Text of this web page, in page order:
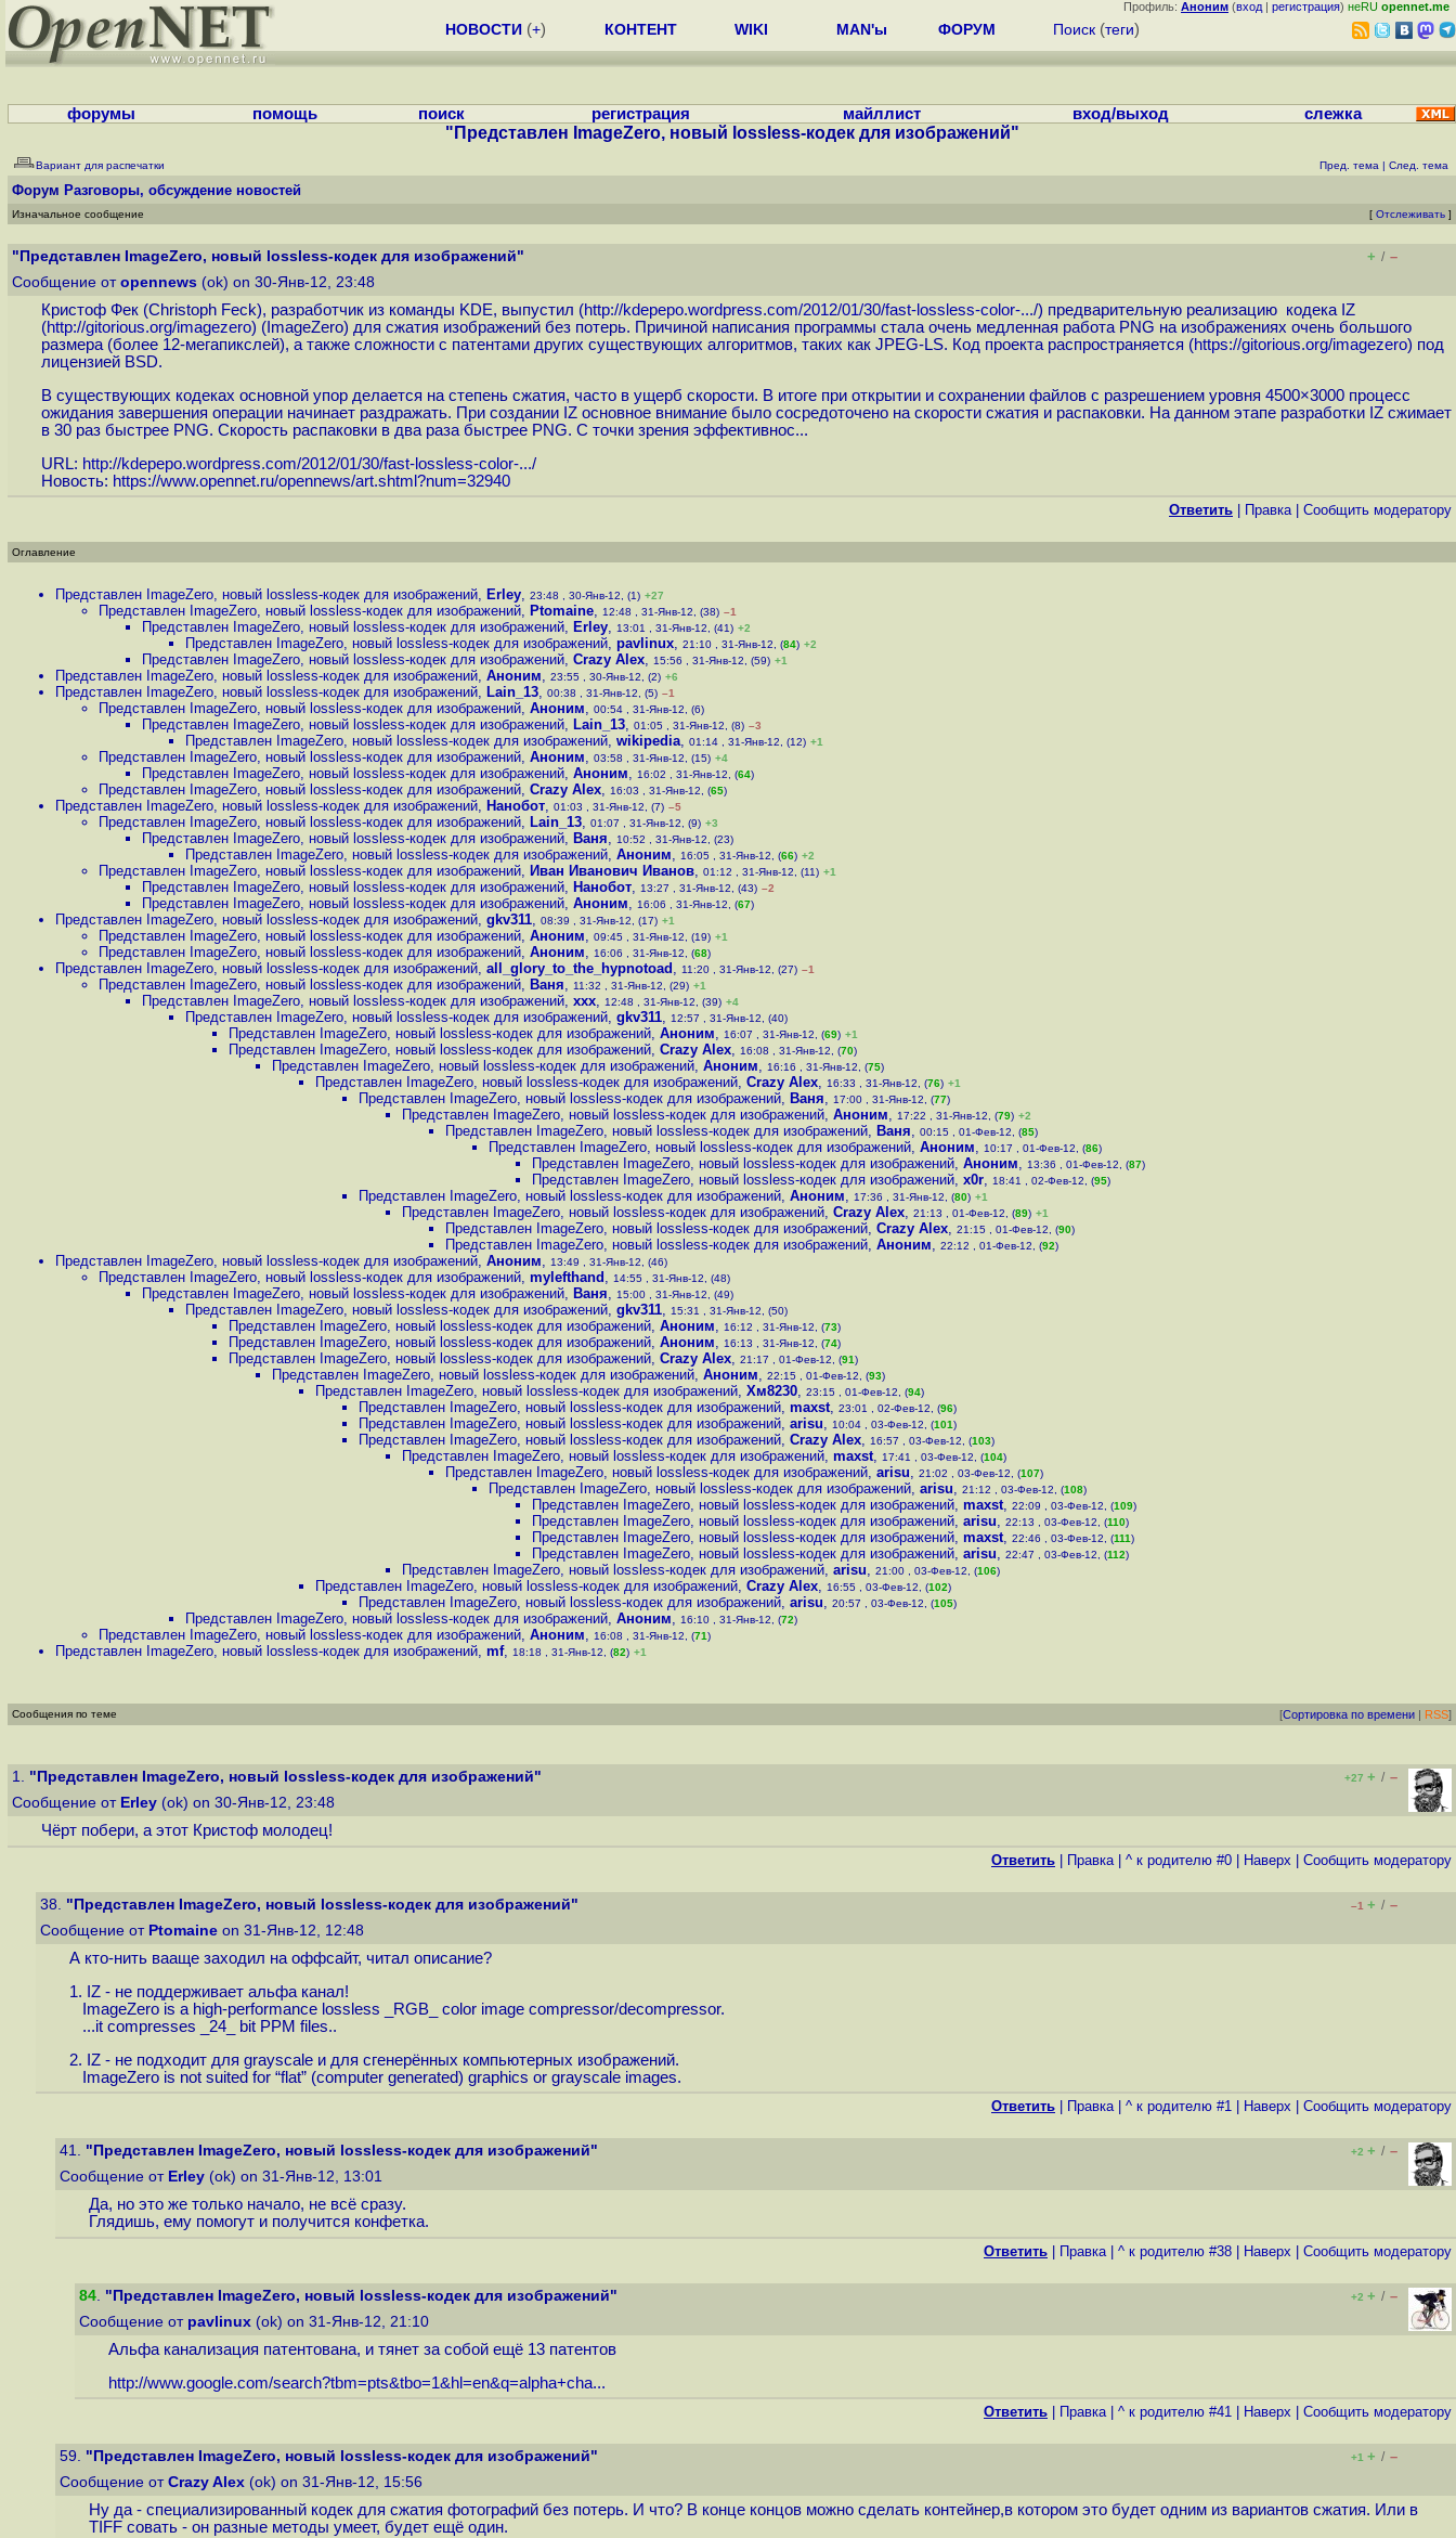
Профиль: Аноним (вход | регистрация) неRU opennet.me
НОВОСТИ (+) КОНТЕНТ WIKI MAN'ы ФОРУМ Поиск (теги)
форумы помощь поиск регистрация майллист вход/выход слежка
"Представлен ImageZero, новый lossless-кодек для изображений"
Вариант для распечатки Пред. тема | След. тема
Форум Разговоры, обсуждение новостей
Изначальное сообщение [ Отслеживать ]
"Представлен ImageZero, новый lossless-кодек для изображений" + / –
Сообщение от opennews (ok) on 30-Янв-12, 23:48
Кристоф Фек (Christoph Feck), разработчик из команды KDE, выпустил (http://kdepepo.wordpress.com/2012/01/30/fast-lossless-color-.../) предварительную реализацию кодека IZ
(http://gitorious.org/imagezero) (ImageZero) для сжатия изображений без потерь. Причиной написания программы стала очень медленная работа PNG на изображениях очень большого
размера (более 12-мегапикслей), а также сложности с патентами других существующих алгоритмов, таких как JPEG-LS. Код проекта распространяется (https://gitorious.org/imagezero) под
лицензией BSD.
В существующих кодеках основной упор делается на степень сжатия, часто в ущерб скорости. В итоге при открытии и сохранении файлов с разрешением уровня 4500×3000 процесс
ожидания завершения операции начинает раздражать. При создании IZ основное внимание было сосредоточено на скорости сжатия и распаковки. На данном этапе разработки IZ сжимает
в 30 раз быстрее PNG. Скорость распаковки в два раза быстрее PNG. С точки зрения эффективнос...
URL: http://kdepepo.wordpress.com/2012/01/30/fast-lossless-color-.../
Новость: https://www.opennet.ru/opennews/art.shtml?num=32940
Ответить Правка| Cообщить модератору
Оглавление
Представлен ImageZero, новый lossless-кодек для изображений, Erley, 23:48 , 30-Янв-12, (1) +27
Представлен ImageZero, новый lossless-кодек для изображений, Ptomaine, 12:48 , 31-Янв-12, (38) –1
Представлен ImageZero, новый lossless-кодек для изображений, Erley, 13:01 , 31-Янв-12, (41) +2
Представлен ImageZero, новый lossless-кодек для изображений, pavlinux, 21:10 , 31-Янв-12, (84) +2
Представлен ImageZero, новый lossless-кодек для изображений, Crazy Alex, 15:56 , 31-Янв-12, (59) +1
Представлен ImageZero, новый lossless-кодек для изображений, Аноним, 23:55 , 30-Янв-12, (2) +6
Представлен ImageZero, новый lossless-кодек для изображений, Lain_13, 00:38 , 31-Янв-12, (5) –1
Представлен ImageZero, новый lossless-кодек для изображений, Аноним, 00:54 , 31-Янв-12, (6)
Представлен ImageZero, новый lossless-кодек для изображений, Lain_13, 01:05 , 31-Янв-12, (8) –3
Представлен ImageZero, новый lossless-кодек для изображений, wikipedia, 01:14 , 31-Янв-12, (12) +1
Представлен ImageZero, новый lossless-кодек для изображений, Аноним, 03:58 , 31-Янв-12, (15) +4
Представлен ImageZero, новый lossless-кодек для изображений, Аноним, 16:02 , 31-Янв-12, (64)
Представлен ImageZero, новый lossless-кодек для изображений, Crazy Alex, 16:03 , 31-Янв-12, (65)
Представлен ImageZero, новый lossless-кодек для изображений, Нанобот, 01:03 , 31-Янв-12, (7) –5
Представлен ImageZero, новый lossless-кодек для изображений, Lain_13, 01:07 , 31-Янв-12, (9) +3
Представлен ImageZero, новый lossless-кодек для изображений, Ваня, 10:52 , 31-Янв-12, (23)
Представлен ImageZero, новый lossless-кодек для изображений, Аноним, 16:05 , 31-Янв-12, (66) +2
Представлен ImageZero, новый lossless-кодек для изображений, Иван Иванович Иванов, 01:12 , 31-Янв-12, (11) +1
Представлен ImageZero, новый lossless-кодек для изображений, Нанобот, 13:27 , 31-Янв-12, (43) –2
Представлен ImageZero, новый lossless-кодек для изображений, Аноним, 16:06 , 31-Янв-12, (67)
Представлен ImageZero, новый lossless-кодек для изображений, gkv311, 08:39 , 31-Янв-12, (17) +1
Представлен ImageZero, новый lossless-кодек для изображений, Аноним, 09:45 , 31-Янв-12, (19) +1
Представлен ImageZero, новый lossless-кодек для изображений, Аноним, 16:06 , 31-Янв-12, (68)
Представлен ImageZero, новый lossless-кодек для изображений, all_glory_to_the_hypnotoad , 11:20 , 31-Янв-12, (27) –1
Представлен ImageZero, новый lossless-кодек для изображений, Ваня, 11:32 , 31-Янв-12, (29) +1
Представлен ImageZero, новый lossless-кодек для изображений, xxx, 12:48 , 31-Янв-12, (39) +4
Представлен ImageZero, новый lossless-кодек для изображений, gkv311, 12:57 , 31-Янв-12, (40)
Представлен ImageZero, новый lossless-кодек для изображений, Аноним, 16:07 , 31-Янв-12, (69) +1
Представлен ImageZero, новый lossless-кодек для изображений, Crazy Alex, 16:08 , 31-Янв-12, (70)
Представлен ImageZero, новый lossless-кодек для изображений, Аноним, 16:16 , 31-Янв-12, (75)
Представлен ImageZero, новый lossless-кодек для изображений, Crazy Alex, 16:33 , 31-Янв-12, (76) +1
Представлен ImageZero, новый lossless-кодек для изображений, Ваня, 17:00 , 31-Янв-12, (77)
Представлен ImageZero, новый lossless-кодек для изображений, Аноним, 17:22 , 31-Янв-12, (79) +2
Представлен ImageZero, новый lossless-кодек для изображений, Ваня, 00:15 , 01-Фев-12, (85)
Представлен ImageZero, новый lossless-кодек для изображений, Аноним, 10:17 , 01-Фев-12, (86)
Представлен ImageZero, новый lossless-кодек для изображений, Аноним, 13:36 , 01-Фев-12, (87)
Представлен ImageZero, новый lossless-кодек для изображений, x0r, 18:41 , 02-Фев-12, (95)
Представлен ImageZero, новый lossless-кодек для изображений, Аноним, 17:36 , 31-Янв-12, (80) +1
Представлен ImageZero, новый lossless-кодек для изображений, Crazy Alex, 21:13 , 01-Фев-12, (89) +1
Представлен ImageZero, новый lossless-кодек для изображений, Crazy Alex, 21:15 , 01-Фев-12, (90)
Представлен ImageZero, новый lossless-кодек для изображений, Аноним, 22:12 , 01-Фев-12, (92)
Представлен ImageZero, новый lossless-кодек для изображений, Аноним, 13:49 , 31-Янв-12, (46)
Представлен ImageZero, новый lossless-кодек для изображений, mylefthand , 14:55 , 31-Янв-12, (48)
Представлен ImageZero, новый lossless-кодек для изображений, Ваня, 15:00 , 31-Янв-12, (49)
Представлен ImageZero, новый lossless-кодек для изображений, gkv311, 15:31 , 31-Янв-12, (50)
Представлен ImageZero, новый lossless-кодек для изображений, Аноним, 16:12 , 31-Янв-12, (73)
Представлен ImageZero, новый lossless-кодек для изображений, Аноним, 16:13 , 31-Янв-12, (74)
Представлен ImageZero, новый lossless-кодек для изображений, Crazy Alex, 21:17 , 01-Фев-12, (91)
Представлен ImageZero, новый lossless-кодек для изображений, Аноним, 22:15 , 01-Фев-12, (93)
Представлен ImageZero, новый lossless-кодек для изображений, Хм8230, 23:15 , 01-Фев-12, (94)
Представлен ImageZero, новый lossless-кодек для изображений, maxst, 23:01 , 02-Фев-12, (96)
Представлен ImageZero, новый lossless-кодек для изображений, arisu, 10:04 , 03-Фев-12, (101)
Представлен ImageZero, новый lossless-кодек для изображений, Crazy Alex, 16:57 , 03-Фев-12, (103)
Представлен ImageZero, новый lossless-кодек для изображений, maxst, 17:41 , 03-Фев-12, (104)
Представлен ImageZero, новый lossless-кодек для изображений, arisu, 21:02 , 03-Фев-12, (107)
Представлен ImageZero, новый lossless-кодек для изображений, arisu, 21:12 , 03-Фев-12, (108)
Представлен ImageZero, новый lossless-кодек для изображений, maxst, 22:09 , 03-Фев-12, (109)
Представлен ImageZero, новый lossless-кодек для изображений, arisu, 22:13 , 03-Фев-12, (110)
Представлен ImageZero, новый lossless-кодек для изображений, maxst, 22:46 , 03-Фев-12, (111)
Представлен ImageZero, новый lossless-кодек для изображений, arisu, 22:47 , 03-Фев-12, (112)
Представлен ImageZero, новый lossless-кодек для изображений, arisu, 21:00 , 03-Фев-12, (106)
Представлен ImageZero, новый lossless-кодек для изображений, Crazy Alex, 16:55 , 03-Фев-12, (102)
Представлен ImageZero, новый lossless-кодек для изображений, arisu, 20:57 , 03-Фев-12, (105)
Представлен ImageZero, новый lossless-кодек для изображений, Аноним, 16:10 , 31-Янв-12, (72)
Представлен ImageZero, новый lossless-кодек для изображений, Аноним, 16:08 , 31-Янв-12, (71)
Представлен ImageZero, новый lossless-кодек для изображений, mf, 18:18 , 31-Янв-12, (82) +1
Сообщения по теме [Сортировка по времени | RSS]
1. "Представлен ImageZero, новый lossless-кодек для изображений" +27 + / –
Сообщение от Erley (ok) on 30-Янв-12, 23:48
Чёрт побери, а этот Кристоф молодец!
Ответить Правка| ^ к родителю #0 Наверх Cообщить модератору
38. "Представлен ImageZero, новый lossless-кодек для изображений" –1 + / –
Сообщение от Ptomaine on 31-Янв-12, 12:48
А кто-нить вааще заходил на оффсайт, читал описание?
1. IZ - не поддерживает альфа канал!
ImageZero is a high-performance lossless _RGB_ color image compressor/decompressor.
...it compresses _24_ bit PPM files..
2. IZ - не подходит для grayscale и для сгенерённых компьютерных изображений.
ImageZero is not suited for “flat” (computer generated) graphics or grayscale images.
Ответить Правка| ^ к родителю #1 Наверх Cообщить модератору
41. "Представлен ImageZero, новый lossless-кодек для изображений" +2 + / –
Сообщение от Erley (ok) on 31-Янв-12, 13:01
Да, но это же только начало, не всё сразу.
Глядишь, ему помогут и получится конфетка.
Ответить Правка| ^ к родителю #38 Наверх Cообщить модератору
84. "Представлен ImageZero, новый lossless-кодек для изображений" +2 + / –
Сообщение от pavlinux (ok) on 31-Янв-12, 21:10
Альфа канализация патентована, и тянет за собой ещё 13 патентов
http://www.google.com/search?tbm=pts&tbo=1&hl=en&q=alpha+cha...
Ответить Правка| ^ к родителю #41 Наверх Cообщить модератору
59. "Представлен ImageZero, новый lossless-кодек для изображений" +1 + / –
Сообщение от Crazy Alex (ok) on 31-Янв-12, 15:56
Ну да - специализированный кодек для сжатия фотографий без потерь. И что? В конце концов можно сделать контейнер,в котором это будет одним из вариантов сжатия. Или в
TIFF совать - он разные методы умеет, будет ещё один.